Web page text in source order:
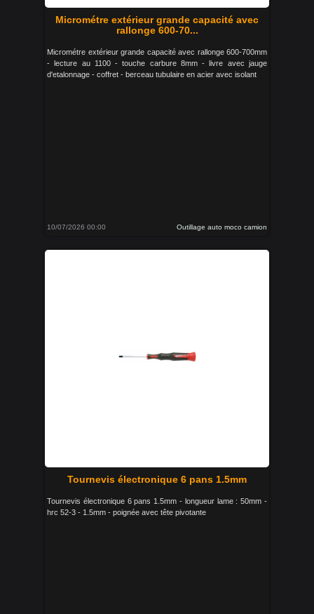
Micrométre extérieur grande capacité avec
rallonge 600-70...
Micrométre extérieur grande capacité avec rallonge 600-700mm
- lecture au 1100 - touche carbure 8mm - livre avec jauge
d'etalonnage - coffret - berceau tubulaire en acier avec isolant
10/07/2026 00:00 Outillage auto moco camion
Tournevis électronique 6 pans 1.5mm
Tournevis électronique 6 pans 1.5mm - longueur lame : 50mm -
hrc 52-3 - 1.5mm - poignée avec tête pivotante